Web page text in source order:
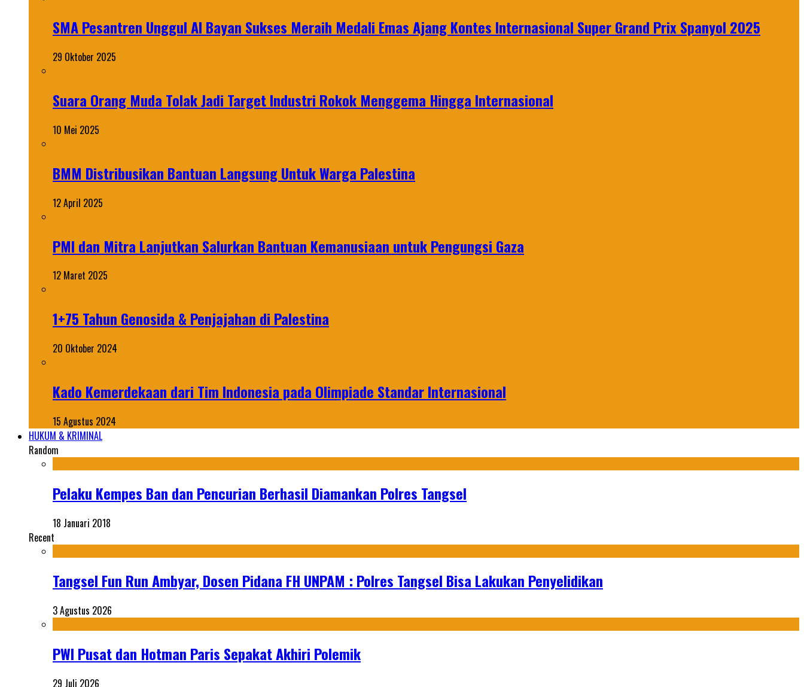
SMA Pesantren Unggul Al Bayan Sukses Meraih Medali Emas Ajang Kontes Internasional Super Grand Prix Spanyol 2025
29 Oktober 2025
Suara Orang Muda Tolak Jadi Target Industri Rokok Menggema Hingga Internasional
10 Mei 2025
BMM Distribusikan Bantuan Langsung Untuk Warga Palestina
12 April 2025
PMI dan Mitra Lanjutkan Salurkan Bantuan Kemanusiaan untuk Pengungsi Gaza
12 Maret 2025
1+75 Tahun Genosida & Penjajahan di Palestina
20 Oktober 2024
Kado Kemerdekaan dari Tim Indonesia pada Olimpiade Standar Internasional
15 Agustus 2024
HUKUM & KRIMINAL
Random
Pelaku Kempes Ban dan Pencurian Berhasil Diamankan Polres Tangsel
18 Januari 2018
Recent
Tangsel Fun Run Ambyar, Dosen Pidana FH UNPAM : Polres Tangsel Bisa Lakukan Penyelidikan
3 Agustus 2026
PWI Pusat dan Hotman Paris Sepakat Akhiri Polemik
29 Juli 2026